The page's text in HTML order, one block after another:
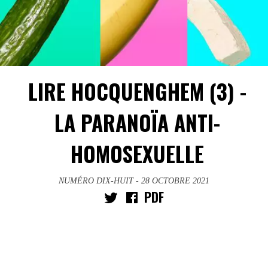
LIRE HOCQUENGHEM (3) -
LA PARANOÏA ANTI-
HOMOSEXUELLE
NUMÉRO DIX-HUIT - 28 OCTOBRE 2021
PDF